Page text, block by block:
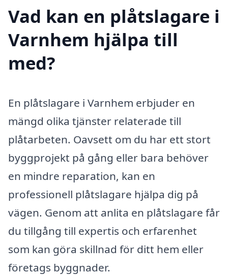
Vad kan en plåtslagare i
Varnhem hjälpa till
med?
En plåtslagare i Varnhem erbjuder en
mängd olika tjänster relaterade till
plåtarbeten. Oavsett om du har ett stort
byggprojekt på gång eller bara behöver
en mindre reparation, kan en
professionell plåtslagare hjälpa dig på
vägen. Genom att anlita en plåtslagare får
du tillgång till expertis och erfarenhet
som kan göra skillnad för ditt hem eller
företags byggnader.